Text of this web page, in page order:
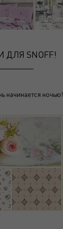
ДЛЯ SNOFF!
начинается ночью!